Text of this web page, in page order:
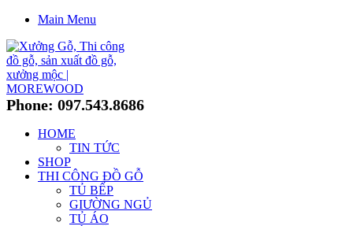
Main Menu
Phone: 097.543.8686
HOME
TIN TỨC
SHOP
THI CÔNG ĐỒ GỖ
TỦ BẾP
GIƯỜNG NGỦ
TỦ ÁO